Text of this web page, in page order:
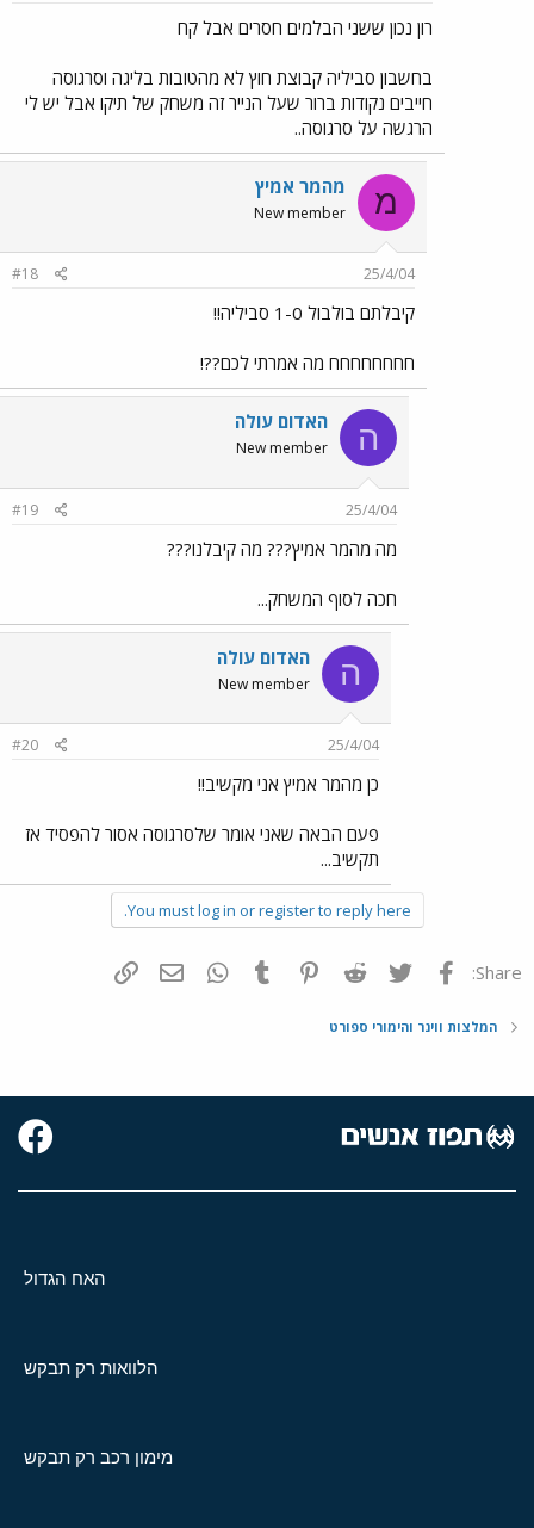
רון נכון ששני הבלמים חסרים אבל קח
בחשבון סביליה קבוצת חוץ לא מהטובות בליגה וסרגוסה
חייבים נקודות ברור שעל הנייר זה משחק של תיקו אבל יש לי
הרגשה על סרגוסה..
מ מהמר אמיץ
New member
25/4/04
#18
קיבלתם בולבול 1-0 סביליה!!
חחחחחחחח מה אמרתי לכם??!
ה האדום עולה
New member
25/4/04
#19
מה מהמר אמיץ??? מה קיבלנו???
חכה לסוף המשחק...
ה האדום עולה
New member
25/4/04
#20
כן מהמר אמיץ אני מקשיב!!
פעם הבאה שאני אומר שלסרגוסה אסור להפסיד אז
תקשיב...
You must log in or register to reply here.
Share: פייסבוק Twitter
Reddit
Pinterest
Tumblr
WhatsAppדואר אלקטרוני
המלצות ווינר והימורי ספורט
האח הגדול
הלוואות רק תבקש
מימון רכב רק תבקש